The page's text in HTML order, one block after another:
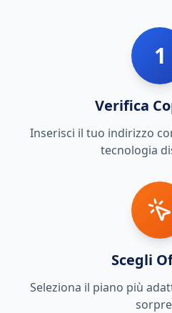
1
Verifica
Inserisci il tuo indirizzo
tecnologia
Scegli
Seleziona il piano più